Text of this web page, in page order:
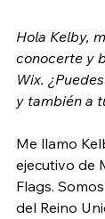
Hola Kelby,
conocerte y
Wix.
y también a
Me llamo
ejecutivo de
Flags.
del Reino